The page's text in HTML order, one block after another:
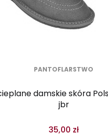
PANTOFLARSTWO
damskie skóra
jbr
35,00 zł